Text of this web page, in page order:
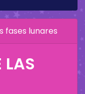
fases lunares
LAS